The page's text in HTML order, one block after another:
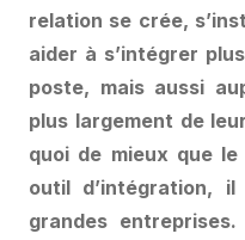
relation se crée,
aider à s’intégrer
poste, mais aussi
plus largement de
quoi de mieux que
outil d’intégration, il
grandes